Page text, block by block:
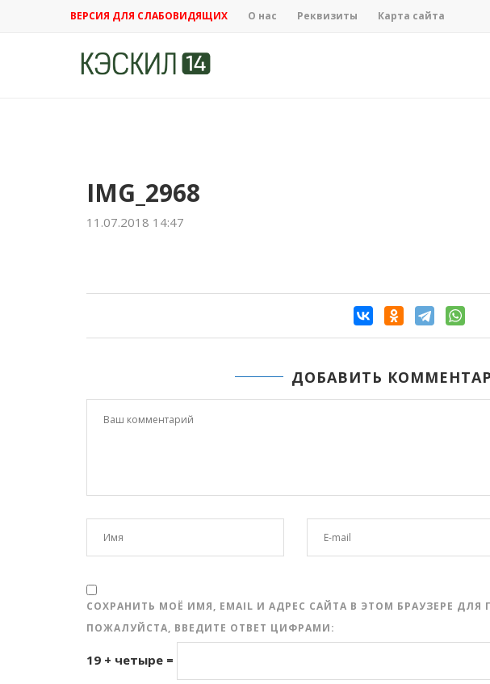
ВЕРСИЯ ДЛЯ СЛАБОВИДЯЩИХ О нас Реквизиты Карта сайта
IMG_2968
11.07.2018 14:47
ДОБАВИТЬ
СОХРАНИТЬ МОЁ ИМЯ, EMAIL И АДРЕС САЙТА В ЭТОМ БРАУЗЕРЕ
ПОЖАЛУЙСТА, ВВЕДИТЕ ОТВЕТ ЦИФРАМИ:
19 + четыре =